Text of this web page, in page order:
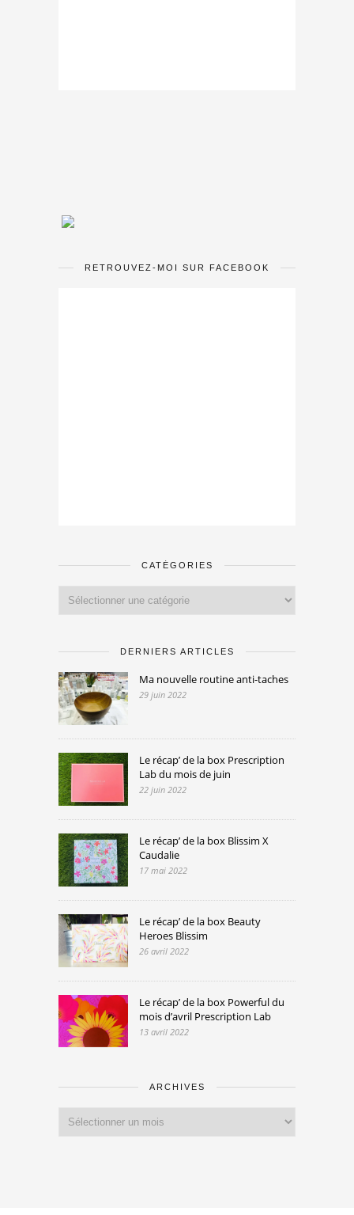
RETROUVEZ-MOI SUR FACEBOOK
CATÉGORIES
DERNIERS ARTICLES
Ma nouvelle routine anti-taches
29 juin 2022
Le récap’ de la box Prescription
Lab du mois de juin
22 juin 2022
Le récap’ de la box Blissim X
Caudalie
17 mai 2022
Le récap’ de la box Beauty
Heroes Blissim
26 avril 2022
Le récap’ de la box Powerful du
mois d’avril Prescription Lab
13 avril 2022
ARCHIVES